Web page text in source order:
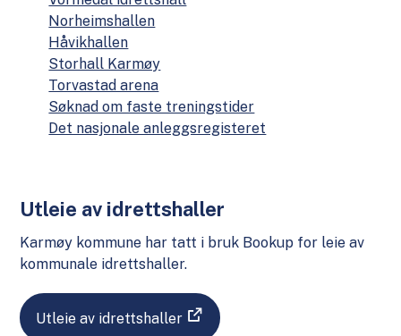
Norheimshallen
Håvikhallen
Storhall Karmøy
Torvastad arena
Søknad om faste treningstider
Det nasjonale anleggsregisteret
Utleie av idrettshaller
Karmøy kommune har tatt i bruk Bookup for leie av
kommunale idrettshaller.
Utleie av idrettshaller